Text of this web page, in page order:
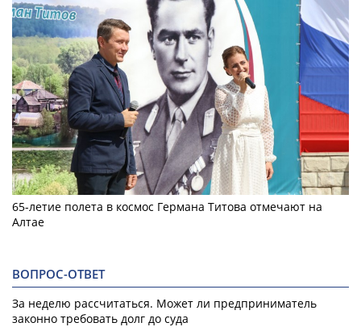
65-летие полета в космос Германа Титова отмечают на
Алтае
ВОПРОС-ОТВЕТ
За неделю рассчитаться. Может ли предприниматель
законно требовать долг до суда